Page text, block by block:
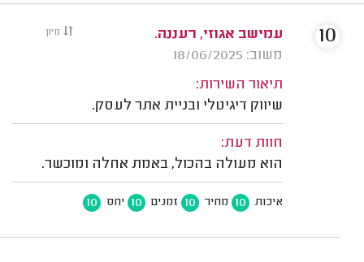
מיון
עמישב אגוזי, רעננה.
משוב: 18/06/2025
תיאור השירות:
שיווק דיגיטלי ובניית אתר לעסק.
חוות דעת:
הוא מעולה בהכול, באמת אחלה ומוכשר.
איכות 10 מחיר 10 זמנים 10 יחס 10
10